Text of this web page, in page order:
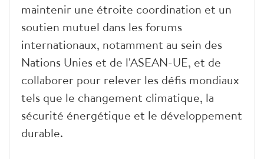
maintenir une étroite coordination et un
soutien mutuel dans les forums
internationaux, notamment au sein des
Nations Unies et de l'ASEAN-UE, et de
collaborer pour relever les défis mondiaux
tels que le changement climatique, la
sécurité énergétique et le développement
durable.